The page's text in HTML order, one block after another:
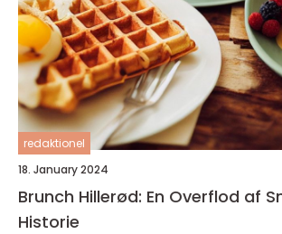
redaktionel
18. January 2024
Brunch Hillerød: En Overflod af
Historie